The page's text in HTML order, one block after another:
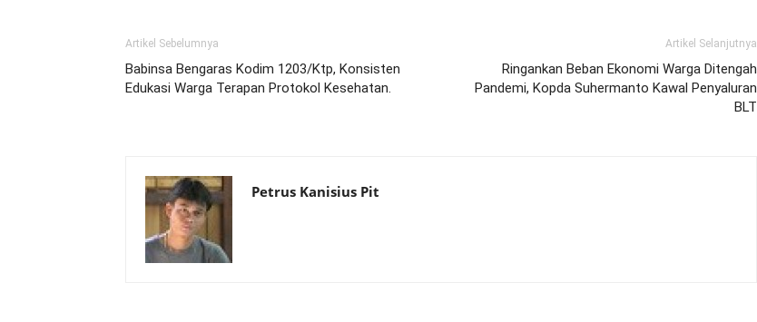
Artikel Sebelumnya
Babinsa Bengaras Kodim 1203/Ktp, Konsisten
Edukasi Warga Terapan Protokol Kesehatan.
Artikel Selanjutnya
Ringankan Beban Ekonomi Warga Ditengah
Pandemi, Kopda Suhermanto Kawal Penyaluran
BLT
Petrus Kanisius Pit